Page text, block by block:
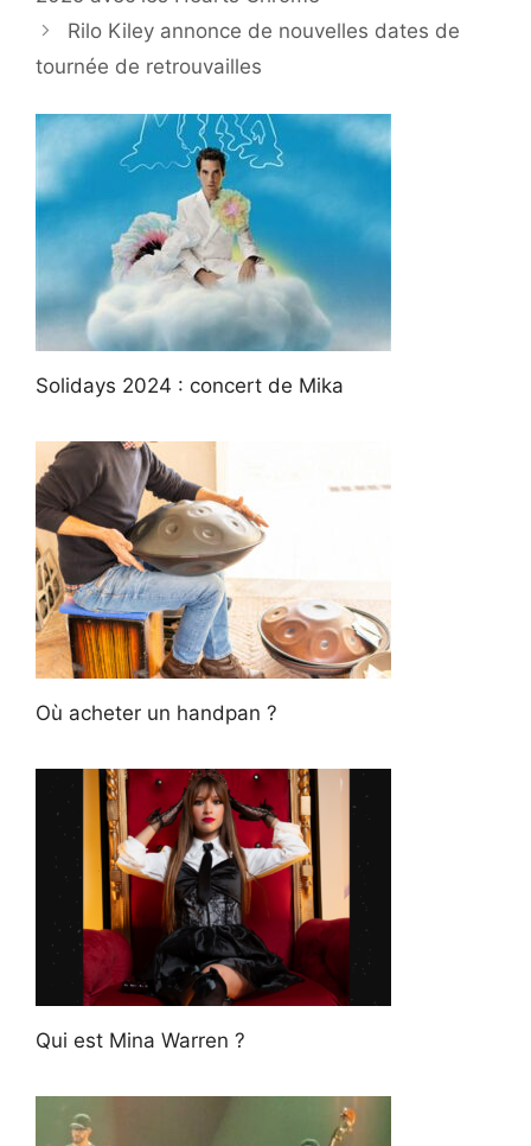
Rilo Kiley annonce de nouvelles dates de
tournée de retrouvailles
Solidays 2024 : concert de Mika
Où acheter un handpan ?
Qui est Mina Warren ?